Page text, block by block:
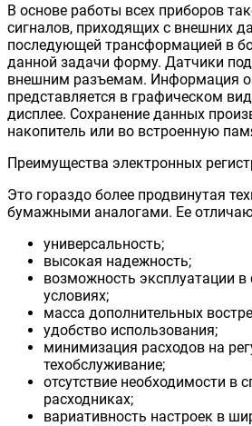
В основе работы всех приборов
сигналов, приходящих с внешних
последующей трансформацией в
данной задачи форму. Датчики
внешним разъемам. Информация
представляется в графическом
дисплее. Сохранение данных
накопитель или во встроенную
Преимущества электронных
Это гораздо более продвинутая
бумажными аналогами. Ее
универсальность;
высокая надежность;
возможность эксплуатации
условиях;
масса дополнительных
удобство использования;
минимизация расходов на
техобслуживание;
отсутствие необходимости в
расходниках;
вариативность настроек в